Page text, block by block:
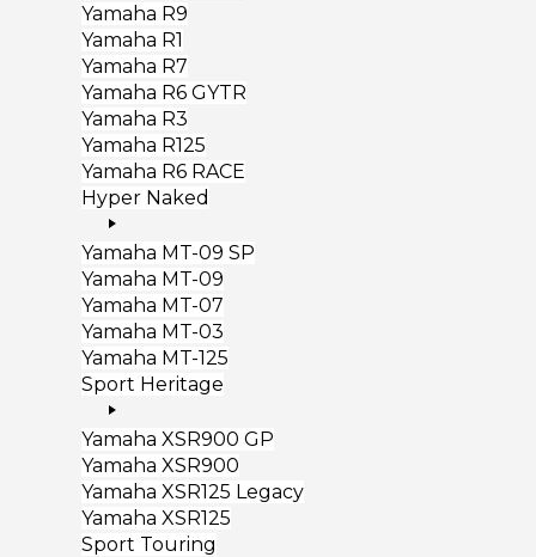
Yamaha R9
Yamaha R1
Yamaha R7
Yamaha R6 GYTR
Yamaha R3
Yamaha R125
Yamaha R6 RACE
Hyper Naked
Yamaha MT-09 SP
Yamaha MT-09
Yamaha MT-07
Yamaha MT-03
Yamaha MT-125
Sport Heritage
Yamaha XSR900 GP
Yamaha XSR900
Yamaha XSR125 Legacy
Yamaha XSR125
Sport Touring